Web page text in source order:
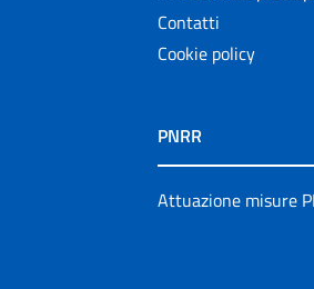
Contatti
Cookie policy
PNRR
Attuazione misure